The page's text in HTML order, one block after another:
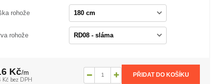
rohože
rohože
Kč/m
Kč bez DPH
PŘIDAT DO KOŠÍKU